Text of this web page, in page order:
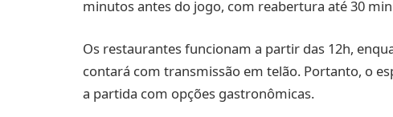
minutos antes do jogo, com reabertura até 30
Os restaurantes funcionam a partir das 12h,
contará com transmissão em telão. Portanto, o
a partida com opções gastronômicas.